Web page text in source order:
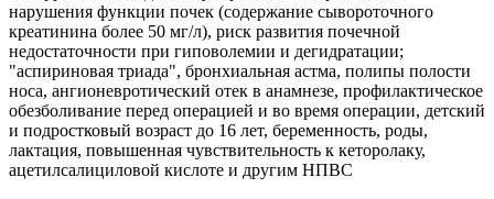
нарушения функции почек (содержание сывороточного
креатинина более 50 мг/л), риск развития почечной
недостаточности при гиповолемии и дегидратации;
"аспириновая триада", бронхиальная астма, полипы полости
носа, ангионевротический отек в анамнезе, профилактическое
обезболивание перед операцией и во время операции, детский
и подростковый возраст до 16 лет, беременность, роды,
лактация, повышенная чувствительность к кеторолаку,
ацетилсалициловой кислоте и другим НПВС